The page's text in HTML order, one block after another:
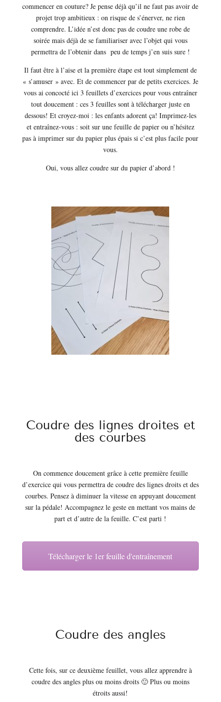
commencer en couture? Je pense déjà qu’il ne faut pas avoir de
projet trop ambitieux : on risque de s’énerver, ne rien
comprendre. L’idée n’est donc pas de coudre une robe de
soirée mais déjà de se familiariser avec l’objet qui vous
permettra de l’obtenir dans peu de temps j’en suis sure !
Il faut être à l’aise et la première étape est tout simplement de
« s’amuser » avec. Et de commencer par de petits exercices. Je
vous ai concocté ici 3 feuillets d’exercices pour vous entraîner
tout doucement : ces 3 feuilles sont à télécharger juste en
dessous! Et croyez-moi : les enfants adorent ça! Imprimez-les
et entraînez-vous : soit sur une feuille de papier ou n’hésitez
pas à imprimer sur du papier plus épais si c’est plus facile pour
vous.
Oui, vous allez coudre sur du papier d’abord !
Coudre des lignes droites et
des courbes
On commence doucement grâce à cette première feuille
d’exercice qui vous permettra de coudre des lignes droits et des
courbes. Pensez à diminuer la vitesse en appuyant doucement
sur la pédale! Accompagnez le geste en mettant vos mains de
part et d’autre de la feuille. C’est parti !
Télécharger le 1er feuille d'entraînement
Coudre des angles
Cette fois, sur ce deuxième feuillet, vous allez apprendre à
coudre des angles plus ou moins droits 🙂 Plus ou moins
étroits aussi!